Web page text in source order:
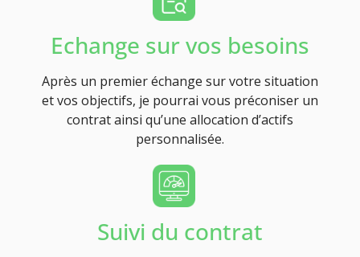
Echange sur vos besoins
Après un premier échange sur votre situation
et vos objectifs, je pourrai vous préconiser un
contrat ainsi qu’une allocation d’actifs
personnalisée.
Suivi du contrat